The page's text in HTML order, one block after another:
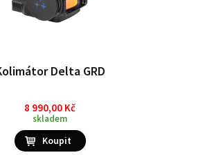
Delta GRD
8 990,00 Kč
skladem